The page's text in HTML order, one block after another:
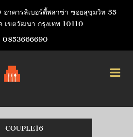
คารลิเบอร์ตี้พลาซ่า ซอยสุขุมวิท 55
เขตวัฒนา กรุงเทพ 10110
0853666690
COUPLE16